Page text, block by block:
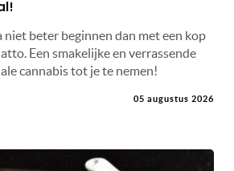
niet beter beginnen dan met een kop
Een smakelijke en verrassende
cannabis tot je te nemen!
05 augustus 2026